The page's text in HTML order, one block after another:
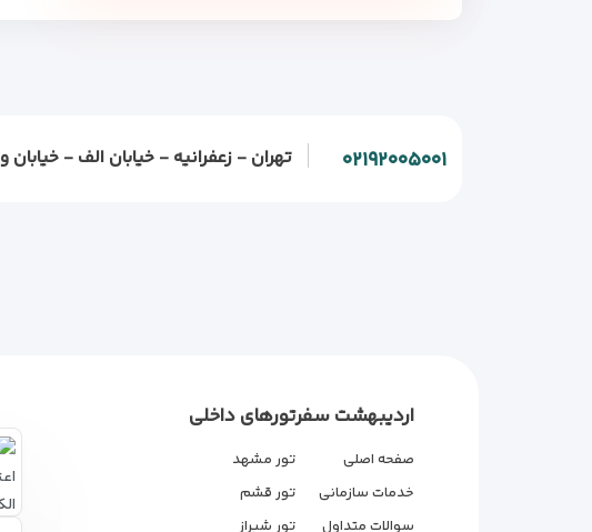
۰۲۱۹۲۰۰۵۰۰۱ تهران - زعفرانیه - خیابان الف - خیابان وثوق - پلاک ۲۰ -
اردیبهشت سفر
صفحه اصلی
خدمات سازمانی
سوالات متداول
تورهای داخلی
تور مشهد
تور قشم
تور شیراز